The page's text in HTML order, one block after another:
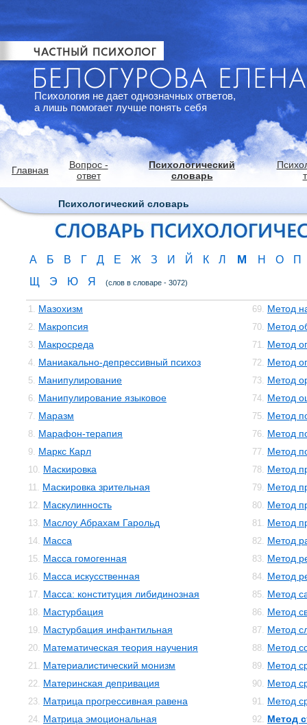
Психология не дает однозначных ответов,
а лишь помогает лучше понять себя
Главная
Вопрос -
ответ
Психологический
словарь
Психологический словарь
А Б В Г Д Е Ж З И Й К Л М Н О
П
Щ
Э Ю Я (слов в словаре - 3072)
1. Мазохизм
2. Макропсия
3. Макросреда
4. Маниакально-депрессивный психоз
5. Манипулирование
6. Манипулирование языковое
7. Маразм
8. Марафон-терапия
9. Маркс Карл
10. Маскировка
11. Маскировка зрительная
12. Маскулинность
13. Маслоу Абрахам Гарольд
14. Масса
15. Масса гомогенная
16. Масса искусственная
17. Масса: конституция либидинозная
18. Мастурбация
19. Мастурбация инфантильная
20. Математическая теория научения
21. Материалистический монизм
22. Материнская депривация
23. Матрица прогрессивная равена
24. Матрица эмоциональная
69. Метод
70. Метод
71. Метод
72. Метод
73. Метод
74. Метод
75. Метод
76. Метод
77. Метод
78. Метод
79. Метод
80. Метод
81. Метод
82. Метод
83. Метод
84. Метод
85. Метод
86. Метод
87. Метод
88. Метод
89. Метод
90. Метод
91. Метод
92. Метод